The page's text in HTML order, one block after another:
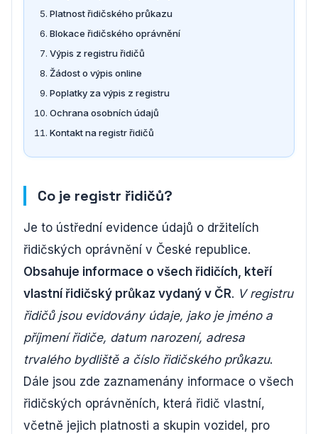
Platnost řidičského průkazu
Blokace řidičského oprávnění
Výpis z registru řidičů
Žádost o výpis online
Poplatky za výpis z registru
Ochrana osobních údajů
Kontakt na registr řidičů
Co je registr řidičů?
Je to ústřední evidence údajů o držitelích
řidičských oprávnění v České republice.
Obsahuje informace o všech řidičích, kteří
vlastní řidičský průkaz vydaný v ČR. V registru
řidičů jsou evidovány údaje, jako je jméno a
příjmení řidiče, datum narození, adresa
trvalého bydliště a číslo řidičského průkazu.
Dále jsou zde zaznamenány informace o všech
řidičských oprávněních, která řidič vlastní,
včetně jejich platnosti a skupin vozidel, pro